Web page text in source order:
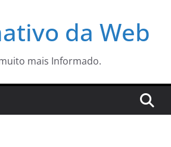
da Web
mais Informado.